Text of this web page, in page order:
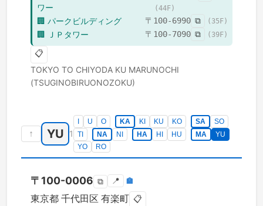
ワー
(44F)
🏢 パークビルディング 〒 100-6990 ⧉ ( 35 F)
🏢 ＪＰタワー 〒 100-7090 ⧉ ( 39F)
📋
TOKYO TO CHIYODA KU MARUNOCHI
(TSUGINOBIRUONOZOKU)
↑ YU 1
U O KA KI KU KO SA
SO
TI
NA NI HA HI HU MA
YU
YO
RO
〒 100-0006 ⧉ 📍 🏣
東京都 千代田区 有楽町 📋